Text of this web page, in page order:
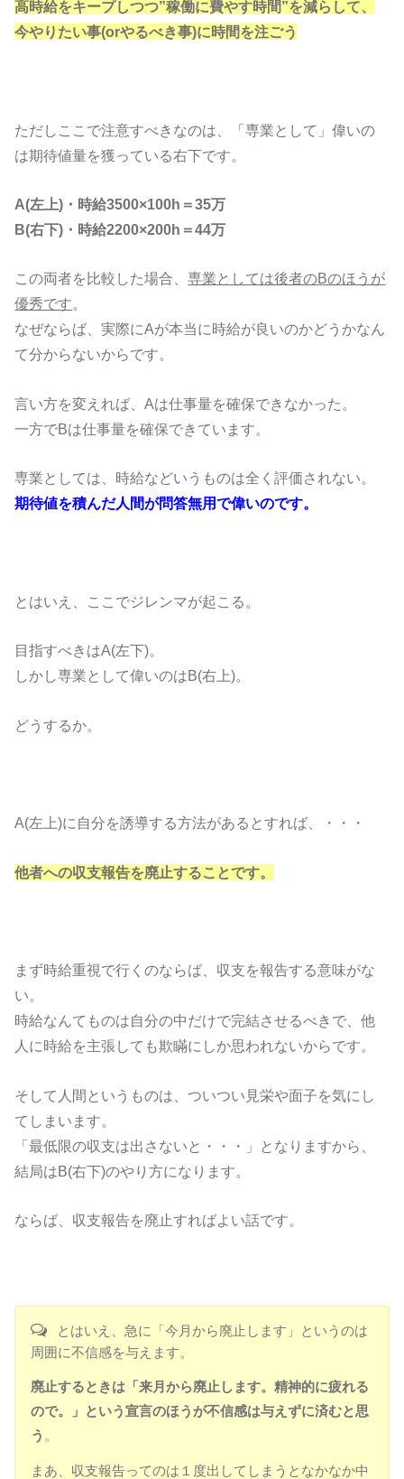
高時給をキープしつつ”稼働に費やす時間”を減らして、
今やりたい事(orやるべき事)に時間を注ごう
ただしここで注意すべきなのは、「専業として」偉いの
は期待値量を獲っている右下です。
A(左上)・時給3500×100h＝35万
B(右下)・時給2200×200h＝44万
この両者を比較した場合、専業としては後者のBのほうが
優秀です。
なぜならば、実際にAが本当に時給が良いのかどうかなん
て分からないからです。
言い方を変えれば、Aは仕事量を確保できなかった。
一方でBは仕事量を確保できています。
専業としては、時給などいうものは全く評価されない。
期待値を積んだ人間が問答無用で偉いのです。
とはいえ、ここでジレンマが起こる。
目指すべきはA(左下)。
しかし専業として偉いのはB(右上)。
どうするか。
A(左上)に自分を誘導する方法があるとすれば、・・・
他者への収支報告を廃止することです。
まず時給重視で行くのならば、収支を報告する意味がな
い。
時給なんてものは自分の中だけで完結させるべきで、他
人に時給を主張しても欺瞞にしか思われないからです。
そして人間というものは、ついつい見栄や面子を気にし
てしまいます。
「最低限の収支は出さないと・・・」となりますから、
結局はB(右下)のやり方になります。
ならば、収支報告を廃止すればよい話です。
とはいえ、急に「今月から廃止します」というのは
周囲に不信感を与えます。
廃止するときは「来月から廃止します。精神的に疲れる
ので。」という宣言のほうが不信感は与えずに済むと思
う 。
まあ、収支報告ってのは１度出してしまうとなかなか中